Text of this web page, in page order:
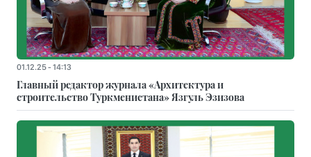
01.12.25 - 14:13
Главный редактор журнала «Архитектура и
строительство Туркменистана» Язгуль Эзизова